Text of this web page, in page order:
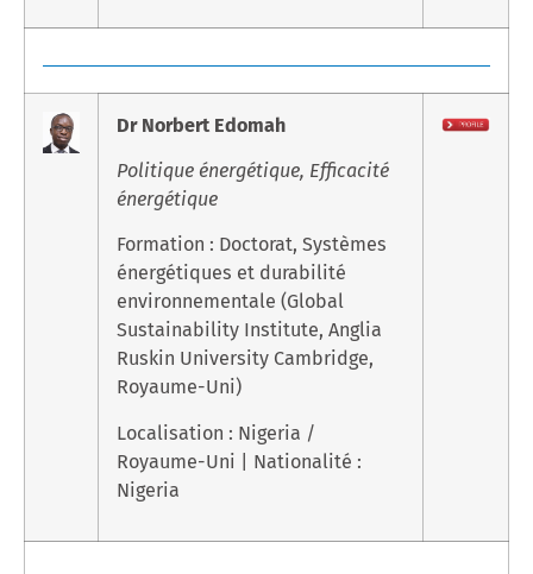
Dr Norbert Edomah
Politique énergétique, Efficacité
énergétique
Formation : Doctorat, Systèmes
énergétiques et durabilité
environnementale (Global
Sustainability Institute, Anglia
Ruskin University Cambridge,
Royaume-Uni)
Localisation : Nigeria /
Royaume-Uni | Nationalité :
Nigeria